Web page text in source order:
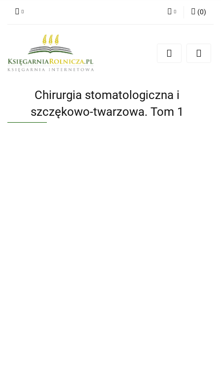
Zarejestruj się
(0)
Chirurgia stomatologiczna i
szczękowo-twarzowa. Tom 1